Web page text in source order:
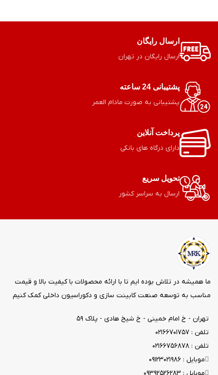
فضاهای نیمه‌مرطوب است و ظاهر
لولای پمپی استیل 201 در بسته بندی
های 200 تایی به فروش می رسد.
فضاهای نیمه‌مرطوب است و ظاهر
ارسال رایگان
ارسال رایگان در تهران
پشتیبانی 24 ساعته
پشتیبانی به صورت مادام العمر
پرداخت آنلاین
دارای درگاه های بانکی
تحویل سریع
ارسال به سراسر کشور
ما همیشه در تلاش بوده ایم تا با ارائه محصولات با کیفیت بالا و قیمت
مناسب به توسعه صنعت کابینت سازی و دکوراسیون داخلی کمک کنیم
تهران - خ امام خمینی - خ شیخ هادی - پلاک ۵۹
تلفن : ۰۲۱۶۶۷۰۱۷۵۷
تلفن : ۰۲۱۶۶۷۵۶۸۷۸
موبایل : ۰۹۱۲۳۰۲۱۹۸۶